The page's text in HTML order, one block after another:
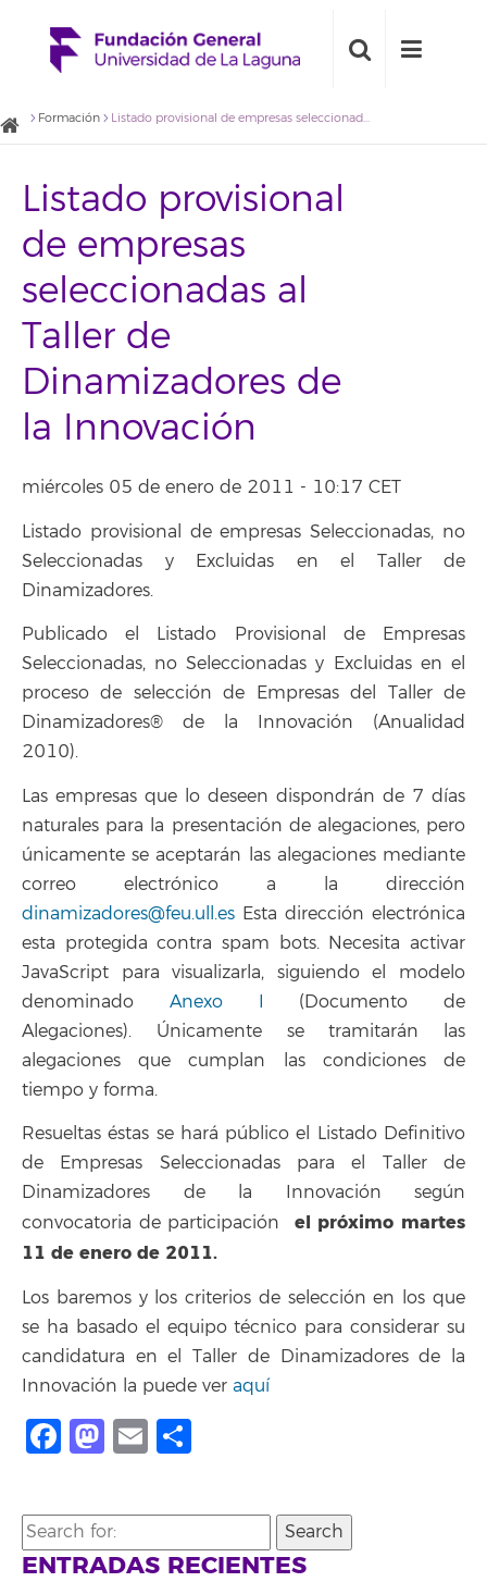
Formación Listado provisional de empresas seleccionadas al Taller de Dinamizadores de la Innovación
Listado provisional
de empresas
seleccionadas al
Taller de
Dinamizadores de
la Innovación
miércoles 05 de enero de 2011 - 10:17 CET
Listado provisional de empresas Seleccionadas, no
Seleccionadas y Excluidas en el Taller de
Dinamizadores.
Publicado el Listado Provisional de Empresas
Seleccionadas, no Seleccionadas y Excluidas en el
proceso de selección de Empresas del Taller de
Dinamizadores® de la Innovación (Anualidad
2010).
Las empresas que lo deseen dispondrán de 7 días
naturales para la presentación de alegaciones, pero
únicamente se aceptarán las alegaciones mediante
correo electrónico a la dirección
dinamizadores@feu.ull.es Esta dirección electrónica
esta protegida contra spam bots. Necesita activar
JavaScript para visualizarla, siguiendo el modelo
denominado Anexo I (Documento de
Alegaciones). Únicamente se tramitarán las
alegaciones que cumplan las condiciones de
tiempo y forma.
Resueltas éstas se hará público el Listado Definitivo
de Empresas Seleccionadas para el Taller de
Dinamizadores de la Innovación según
convocatoria de participación el próximo martes
11 de enero de 2011.
Los baremos y los criterios de selección en los que
se ha basado el equipo técnico para considerar su
candidatura en el Taller de Dinamizadores de la
Innovación la puede ver aquí
Facebook
Mastodon
Email
Search
for:
ENTRADAS RECIENTES